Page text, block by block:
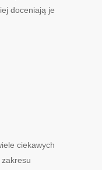
doceniają je
ciekawych